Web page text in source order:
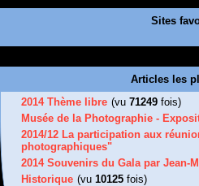
Sites
Articles les
2014 Thème libre (vu 71249 fois)
Musée de la Photographie -
2014/12 La participation aux
photographiques"
2014 Souvenirs du Gala par Jean-
Historique (vu 10125 fois)